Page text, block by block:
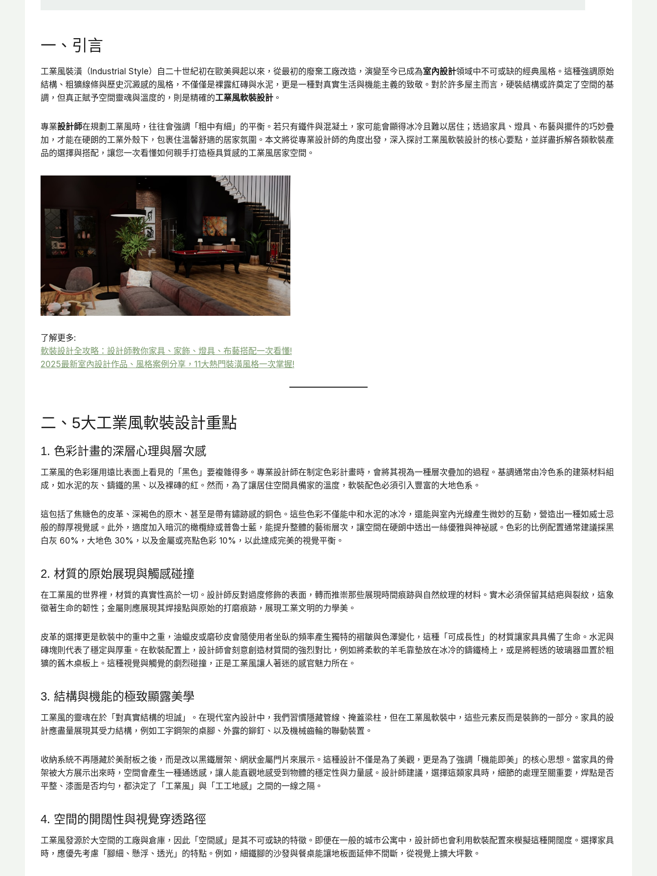
一、引言
工業風裝潢（Industrial Style）自二十世紀初在歐美興起以來，從最初的廢棄工廠改造，演變至今已成為室內設計領域中不可或缺的經典風格。這種強調原始
結構、粗獷線條與歷史沉澱感的風格，不僅僅是裸露紅磚與水泥，更是一種對真實生活與機能主義的致敬。對於許多屋主而言，硬裝結構或許奠定了空間的基
調，但真正賦予空間靈魂與溫度的，則是精確的工業風軟裝設計 。
專業設計師在規劃工業風時，往往會強調「粗中有細」的平衡。若只有鐵件與混凝土，家可能會顯得冰冷且難以居住；透過家具、燈具、布藝與擺件的巧妙疊
加，才能在硬朗的工業外殼下，包裹住溫馨舒適的居家氛圍。本文將從專業設計師的角度出發，深入探討工業風軟裝設計的核心要點，並詳盡拆解各類軟裝產
品的選擇與搭配，讓您一次看懂如何親手打造極具質感的工業風居家空間。
了解更多:
軟裝設計全攻略：設計師教你家具、家飾、燈具、布藝搭配一次看懂!
2025最新室內設計作品、風格案例分享，11大熱門裝潢風格一次掌握!
二、5大工業風軟裝設計重點
1. 色彩計畫的深層心理與層次感
工業風的色彩運用遠比表面上看見的「黑色」要複雜得多。專業設計師在制定色彩計畫時，會將其視為一種層次疊加的過程。基調通常由冷色系的建築材料組
成，如水泥的灰、鑄鐵的黑、以及裸磚的紅。然而，為了讓居住空間具備家的溫度，軟裝配色必須引入豐富的大地色系。
這包括了焦糖色的皮革、深褐色的原木、甚至是帶有鏽跡感的銅色。這些色彩不僅能中和水泥的冰冷，還能與室內光線產生微妙的互動，營造出一種如威士忌
般的醇厚視覺感。此外，適度加入暗沉的橄欖綠或普魯士藍，能提升整體的藝術層次，讓空間在硬朗中透出一絲優雅與神祕感。色彩的比例配置通常建議採黑
白灰 60%，大地色 30%，以及金屬或亮點色彩 10%，以此達成完美的視覺平衡。
2. 材質的原始展現與觸感碰撞
在工業風的世界裡，材質的真實性高於一切。設計師反對過度修飾的表面，轉而推崇那些展現時間痕跡與自然紋理的材料。實木必須保留其結疤與裂紋，這象
徵著生命的韌性；金屬則應展現其焊接點與原始的打磨痕跡，展現工業文明的力學美。
皮革的選擇更是軟裝中的重中之重，油蠟皮或磨砂皮會隨使用者坐臥的頻率產生獨特的褶皺與色澤變化，這種「可成長性」的材質讓家具具備了生命。水泥與
磚塊則代表了穩定與厚重。在軟裝配置上，設計師會刻意創造材質間的強烈對比，例如將柔軟的羊毛靠墊放在冰冷的鑄鐵椅上，或是將輕透的玻璃器皿置於粗
獷的舊木桌板上。這種視覺與觸覺的劇烈碰撞，正是工業風讓人著迷的感官魅力所在。
3. 結構與機能的極致顯露美學
工業風的靈魂在於「對真實結構的坦誠」。在現代室內設計中，我們習慣隱藏管線、掩蓋梁柱，但在工業風軟裝中，這些元素反而是裝飾的一部分。家具的設
計應盡量展現其受力結構，例如工字鋼架的桌腳、外露的鉚釘、以及機械齒輪的聯動裝置。
收納系統不再隱藏於美耐板之後，而是改以黑鐵層架、網狀金屬門片來展示。這種設計不僅是為了美觀，更是為了強調「機能即美」的核心思想。當家具的骨
架被大方展示出來時，空間會產生一種通透感，讓人能直觀地感受到物體的穩定性與力量感。設計師建議，選擇這類家具時，細節的處理至關重要，焊點是否
平整、漆面是否均勻，都決定了「工業風」與「工工地感」之間的一線之隔。
4. 空間的開闊性與視覺穿透路徑
工業風發源於大空間的工廠與倉庫，因此「空間感」是其不可或缺的特徵。即便在一般的城市公寓中，設計師也會利用軟裝配置來模擬這種開闊度。選擇家具
時，應優先考慮「腳細、懸浮、透光」的特點。例如，細鐵腳的沙發與餐桌能讓地板面延伸不間斷，從視覺上擴大坪數。